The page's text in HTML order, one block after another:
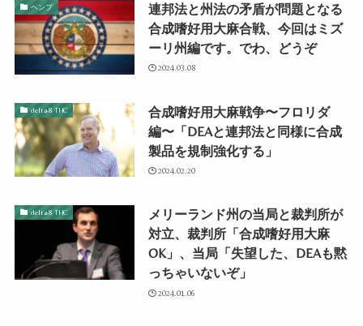
ヘンプ
連邦法と州法の矛盾が問題となる
合成嗜好用大麻合戦、今回はミズ
ーリ州編です。でわ、どうぞ
2024.03.08
delta-8 THC
合成嗜好用大麻戦争〜フロリダ
編〜「DEAと連邦法と同様に合成
製品を規制強化する」
2024.02.20
delta-8 THC
メリーランド州の当局と裁判所が
対立、裁判所「合成嗜好用大麻
OK」、当局「失望した、DEAも黙
っちゃいないぞ」
2024.01.06